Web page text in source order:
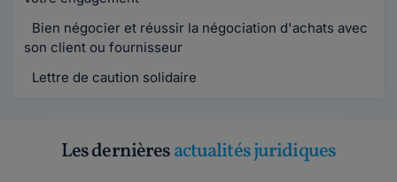
Bien négocier et réussir la négociation d'achats avec
son client ou fournisseur
Lettre de caution solidaire
Les dernièresactualités juridiques